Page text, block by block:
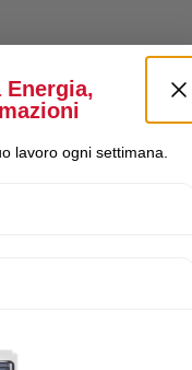
Energia,
lavoro ogni settimana.